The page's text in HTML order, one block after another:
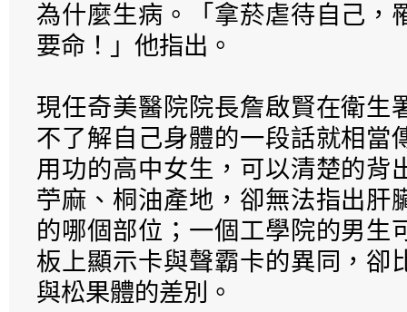
為什麼生病。「拿菸虐待自己，
要命！」他指出。
現任奇美醫院院長詹啟賢在衛生
不了解自己身體的一段話就相當
用功的高中女生，可以清楚的背
苧麻、桐油產地，卻無法指出肝
的哪個部位；一個工學院的男生
板上顯示卡與聲霸卡的異同，卻
與松果體的差別。